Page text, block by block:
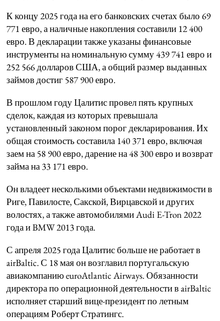
К концу 2025 года на его банковских счетах было 69
771 евро, а наличные накопления составили 12 400
евро. В декларации также указаны финансовые
инструменты на номинальную сумму 439 741 евро и
252 566 долларов США, а общий размер выданных
займов достиг 587 900 евро.
В прошлом году Цалитис провел пять крупных
сделок, каждая из которых превышала
установленный законом порог декларирования. Их
общая стоимость составила 140 371 евро, включая
заем на 58 900 евро, дарение на 48 300 евро и возврат
займа на 33 171 евро.
Он владеет несколькими объектами недвижимости в
Риге, Павилосте, Сакской, Вирцавской и других
волостях, а также автомобилями Audi E-Tron 2022
года и BMW 2013 года.
С апреля 2025 года Цалитис больше не работает в
airBaltic. С 18 мая он возглавил португальскую
авиакомпанию euroAtlantic Airways. Обязанности
директора по операционной деятельности в airBaltic
исполняет старший вице-президент по летным
операциям Роберт Стратингс.